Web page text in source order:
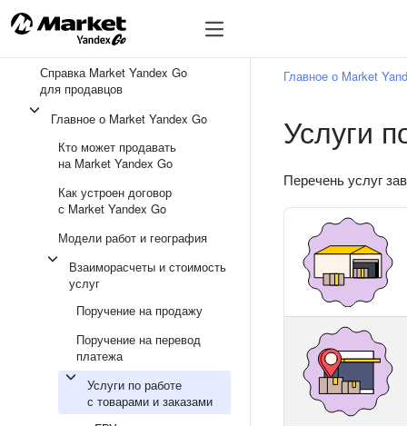
Справка Market Yandex Go
для продавцов
Главное о Market Yandex Go
Кто может продавать
на Market Yandex Go
Как устроен договор
с Market Yandex Go
Модели работ и география
Взаиморасчеты и стоимость
услуг
Поручение на продажу
Поручение на перевод
платежа
Услуги по работе
с товарами и заказами
Главное о Market
Услуги
Перечень услуг